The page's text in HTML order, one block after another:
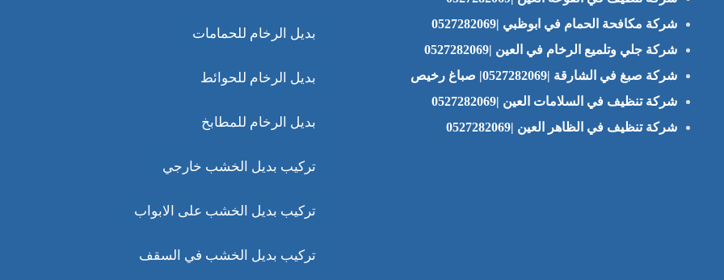
شركة مكافحة الحمام في ابوظبي |0527282069
شركة جلي وتلميع الرخام في العين |0527282069
شركة صبغ في الشارقة |0527282069| صباغ رخيص
شركة تنظيف في السلامات العين |0527282069
شركة تنظيف في الظاهر العين |0527282069
بديل الرخام للحمامات
بديل الرخام للحوائط
بديل الرخام للمطابخ
تركيب بديل الخشب خارجي
تركيب بديل الخشب على الابواب
تركيب بديل الخشب في السقف